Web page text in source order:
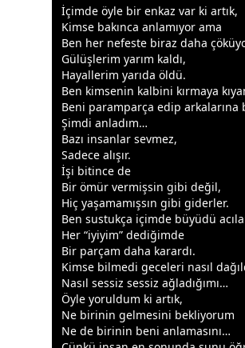
İçimde öyle bir enkaz var ki artık,
Kimse bakınca anlamıyor ama
Ben her nefeste biraz daha
Gülüşlerim yarım kaldı,
Hayallerim yarıda öldü.
Ben kimsenin kalbini kırmaya
Beni paramparça edip
Şimdi anladım…
Bazı insanlar sevmez,
Sadece alışır.
İşi bitince de
Bir ömür vermişsin gibi değil,
Hiç yaşamamışsın gibi giderler.
Ben sustukça içimde büyüdü
Her “iyiyim” dediğimde
Bir parçam daha karardı.
Kimse bilmedi geceleri nasıl
Nasıl sessiz sessiz ağladığımı…
Öyle yoruldum ki artık,
Ne birinin gelmesini bekliyorum
Ne de birinin beni anlamasını…